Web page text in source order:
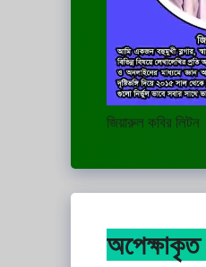
জিয়ারুল কবির লিটন